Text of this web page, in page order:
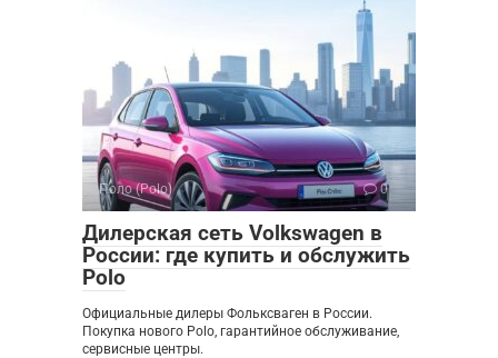
Поло (Polo) 0
Дилерская сеть Volkswagen в
России: где купить и обслужить
Polo
Официальные дилеры Фольксваген в России.
Покупка нового Polo, гарантийное обслуживание,
сервисные центры.